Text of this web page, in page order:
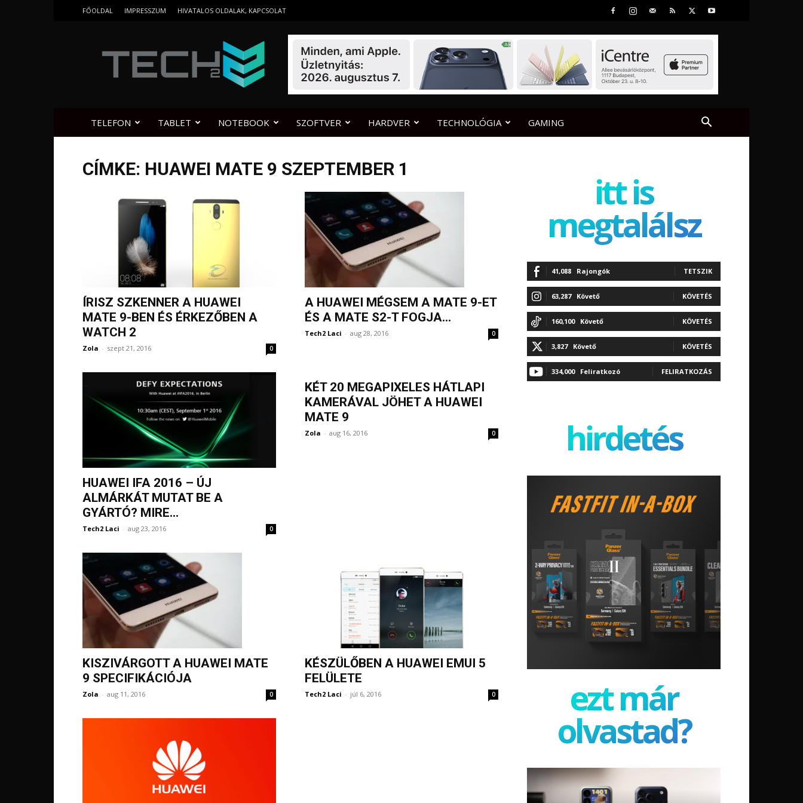
FŐOLDAL IMPRESSZUM HIVATALOS OLDALAK, KAPCSOLAT
TELEFON TABLET NOTEBOOK SZOFTVER HARDVER TECHNOLÓGIA GAMING
CÍMKE: HUAWEI MATE 9 SZEPTEMBER 1
ÍRISZ SZKENNER A HUAWEI
MATE 9-BEN ÉS ÉRKEZŐBEN A
WATCH 2
Zola - szept 21, 2016 0
A HUAWEI MÉGSEM A MATE 9-ET
ÉS A MATE S2-T FOGJA...
Tech2 Laci - aug 28, 2016 0
HUAWEI IFA 2016 – ÚJ
ALMÁRKÁT MUTAT BE A
GYÁRTÓ? MIRE...
Tech2 Laci - aug 23, 2016 0
KÉT 20 MEGAPIXELES HÁTLAPI
KAMERÁVAL JÖHET A HUAWEI
MATE 9
Zola - aug 16, 2016 0
KISZIVÁRGOTT A HUAWEI MATE
9 SPECIFIKÁCIÓJA
Zola - aug 11, 2016 0
KÉSZÜLŐBEN A HUAWEI EMUI 5
FELÜLETE
Tech2 Laci - júl 6, 2016 0
itt is
megtalálsz
41,088 Rajongók TETSZIK
63,287 Követő KÖVETÉS
160,100 Követő KÖVETÉS
3,827 Követő KÖVETÉS
334,000 Feliratkozó FELIRATKOZÁS
hirdetés
ezt már
olvastad?